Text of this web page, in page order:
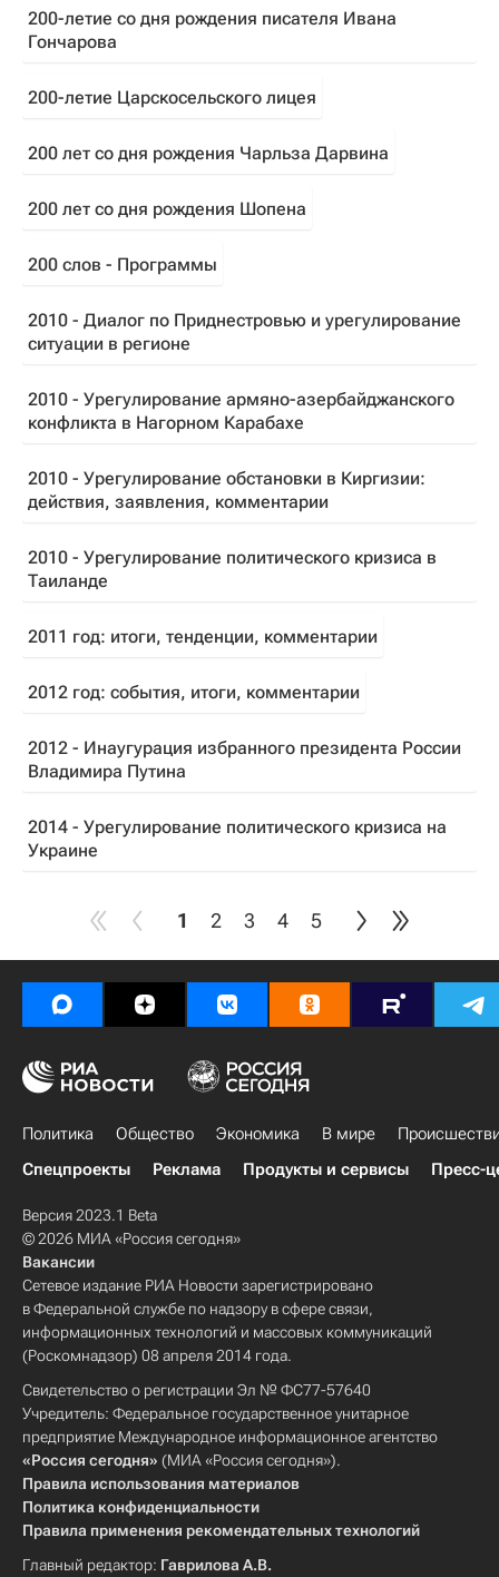
200-летие со дня рождения писателя Ивана
Гончарова
200-летие Царскосельского лицея
200 лет со дня рождения Чарльза Дарвина
200 лет со дня рождения Шопена
200 слов - Программы
2010 - Диалог по Приднестровью и урегулирование
ситуации в регионе
2010 - Урегулирование армяно-азербайджанского
конфликта в Нагорном Карабахе
2010 - Урегулирование обстановки в Киргизии:
действия, заявления, комментарии
2010 - Урегулирование политического кризиса в
Таиланде
2011 год: итоги, тенденции, комментарии
2012 год: события, итоги, комментарии
2012 - Инаугурация избранного президента России
Владимира Путина
2014 - Урегулирование политического кризиса на
Украине
1 2 3 4 5
Политика Общество Экономика В мире
Спецпроекты
Реклама Продукты и сервисы Пресс-
Версия 2023.1 Beta
© 2026 МИА «Россия сегодня»
Вакансии
Сетевое издание РИА Новости зарегистрировано
в Федеральной службе по надзору в сфере связи,
информационных технологий и массовых коммуникаций
(Роскомнадзор) 08 апреля 2014 года.
Свидетельство о регистрации Эл № ФС77-57640
Учредитель: Федеральное государственное унитарное
предприятие Международное информационное агентство
«Россия сегодня» (МИА «Россия сегодня»).
Правила использования материалов
Политика конфиденциальности
Правила применения рекомендательных технологий
Главный редактор: Гаврилова А.В.